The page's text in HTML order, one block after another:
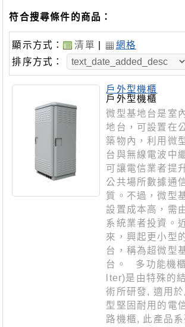
符合搜尋條件的商品：
顯示方式： 清單
網格
排序方式：
戶外型機櫃
戶外型機櫃
微型基地台是室
地台，可設置在
築物內，利用微
台與無線電波中
可讓電信業者提
公共場所數據通
質。不過，微型
設置成本高，需
系統業者投資。
來，興起更小型
台，稱為超微型
台。 多功能機
lter)是由特殊的
術所研發, 適用於
型堅固耐用的電
路機櫃, 此產品系